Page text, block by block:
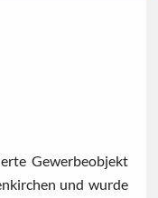
Gewerbeobjekt
und wurde